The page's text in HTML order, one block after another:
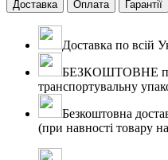
Доставка Оплата Гарантії
Доставка по всій
БЕЗКОШТОВНЕ
транспортувальну
Безкоштовна
(при навності товару